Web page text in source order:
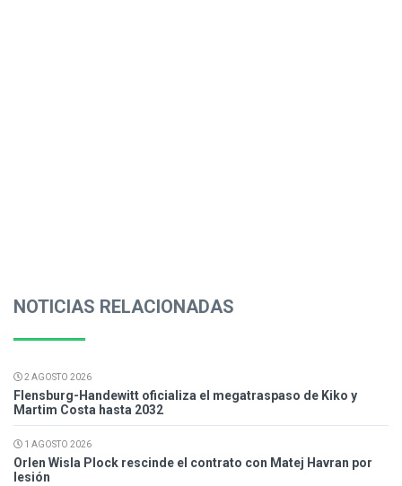
NOTICIAS RELACIONADAS
2 AGOSTO 2026
Flensburg-Handewitt oficializa el megatraspaso de Kiko y
Martim Costa hasta 2032
1 AGOSTO 2026
Orlen Wisla Plock rescinde el contrato con Matej Havran por
lesión